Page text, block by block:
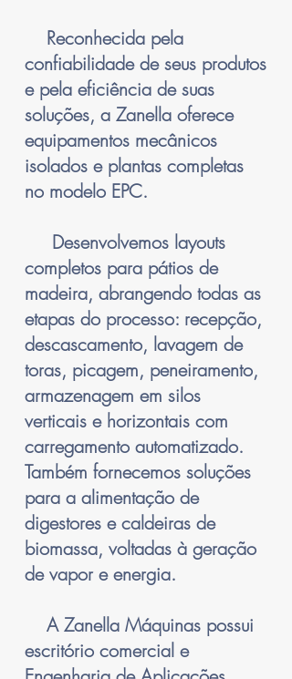
Reconhecida pela
confiabilidade de seus produtos
e pela eficiência de suas
soluções, a Zanella oferece
equipamentos mecânicos
isolados e plantas completas
no modelo EPC.
Desenvolvemos layouts
completos para pátios de
madeira, abrangendo todas as
etapas do processo: recepção,
descascamento, lavagem de
toras, picagem, peneiramento,
armazenagem em silos
verticais e horizontais com
carregamento automatizado.
Também fornecemos soluções
para a alimentação de
digestores e caldeiras de
biomassa, voltadas à geração
de vapor e energia.
A Zanella Máquinas possui
escritório comercial e